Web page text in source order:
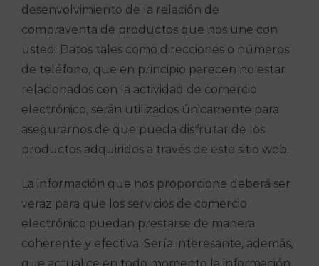
desenvolvimiento de la relación de
compraventa de productos que nos une con
usted. Datos tales como direcciones o números
de teléfono, que en principio parecen no estar
relacionados con la actividad de comercio
electrónico, serán utilizados únicamente para
asegurarnos de que pueda disfrutar de los
productos adquiridos a través de este sitio web.
La información que nos proporcione deberá ser
veraz para que los servicios de comercio
electrónico puedan prestarse de manera
coherente y efectiva. Sería interesante, además,